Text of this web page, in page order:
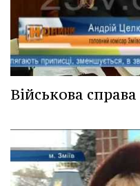
Військова справа